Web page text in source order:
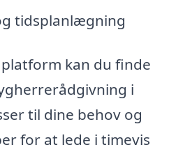
tidsplanlægning
kan du finde
i
til dine behov og
for at lede i timevis